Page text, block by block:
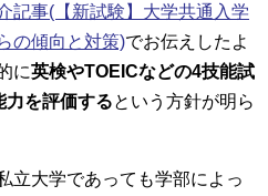
記事(【新試験】大学共通入学
の傾向と対策)でお伝えしたよ
に英検やTOEICなどの4技能試
力を評価するという方針が明ら
立大学であっても学部によっ